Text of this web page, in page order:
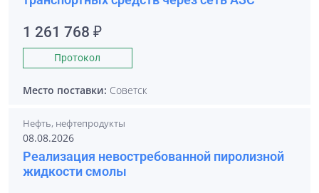
1 261 768 ₽
Протокол
Место поставки: Советск
Нефть, нефтепродукты
08.08.2026
Реализация невостребованной пиролизной
жидкости смолы